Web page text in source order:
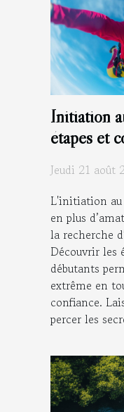
Initiation
étapes et
Jeudi 21 août
L'initiation au
en plus
la recherche
Découvrir les
débutants
extrême en
confiance.
percer les